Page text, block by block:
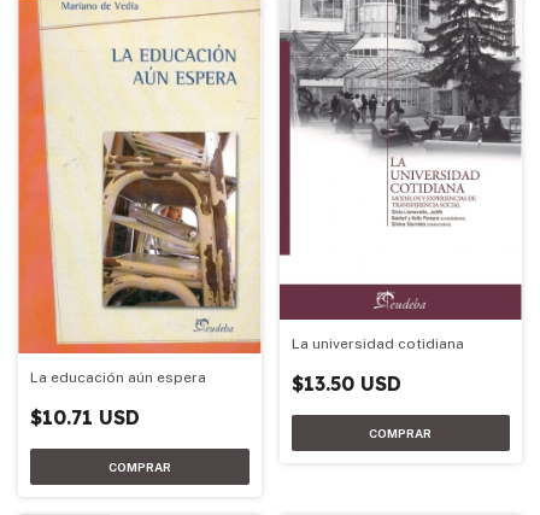
La educación aún espera
$10.71 USD
La universidad cotidiana
$13.50 USD